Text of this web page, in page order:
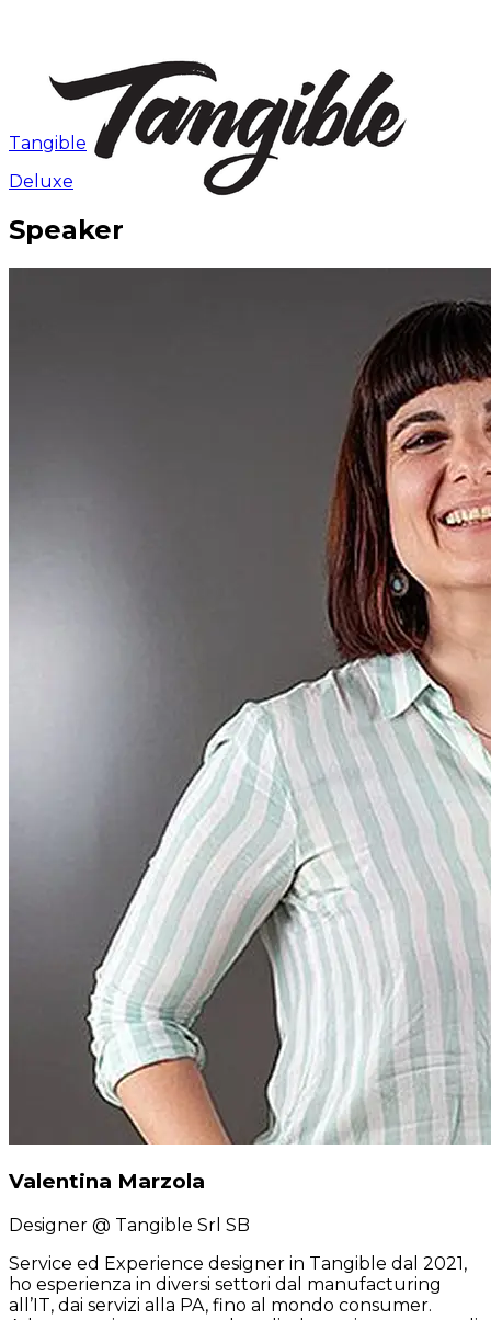
Tangible
Deluxe
Speaker
Valentina Marzola
Designer @ Tangible Srl SB
Service ed Experience designer in Tangible dal 2021,
ho esperienza in diversi settori dal manufacturing
all’IT, dai servizi alla PA, fino al mondo consumer.